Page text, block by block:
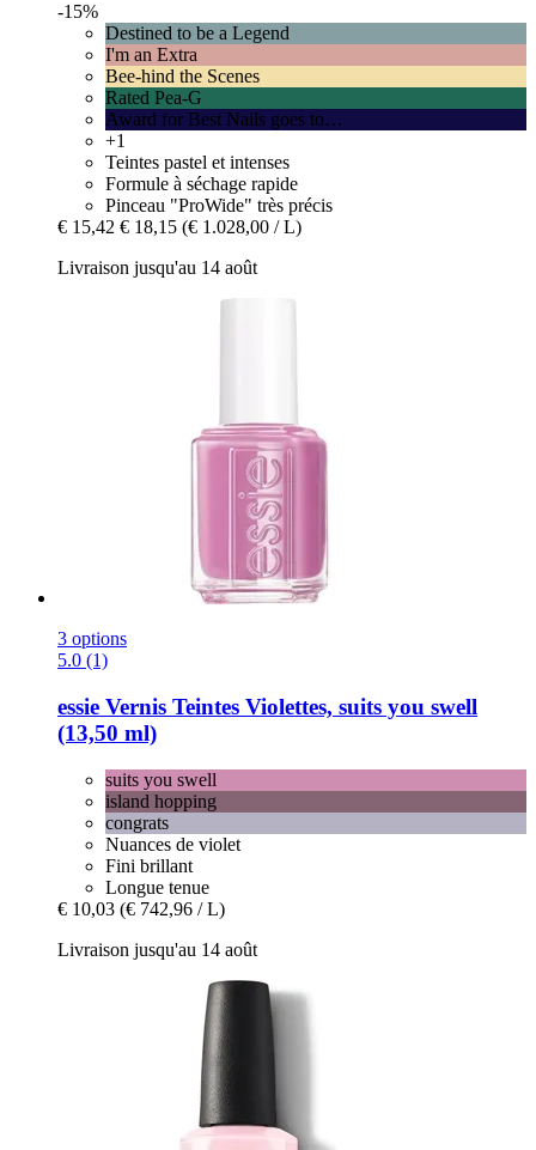
-15%
Destined to be a Legend
I'm an Extra
Bee-hind the Scenes
Rated Pea-G
Award for Best Nails goes to…
+1
Teintes pastel et intenses
Formule à séchage rapide
Pinceau "ProWide" très précis
€ 15,42 € 18,15 (€ 1.028,00 / L)
Livraison jusqu'au 14 août
3 options
5.0 (1)
essie Vernis Teintes Violettes, suits you swell
(13,50 ml)
suits you swell
island hopping
congrats
Nuances de violet
Fini brillant
Longue tenue
€ 10,03 (€ 742,96 / L)
Livraison jusqu'au 14 août